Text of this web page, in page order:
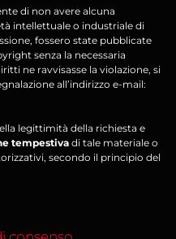
di non avere alcuna
intellettuale o industriale di
fossero state pubblicate
senza la necessaria
ne ravvisasse la violazione, si
all’indirizzo e-mail:
legittimità della richiesta e
tempestiva di tale materiale o
secondo il principio del